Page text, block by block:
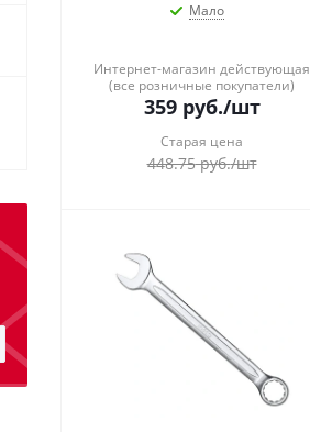
Мало
Интернет-магазин действующая
(все розничные покупатели)
359руб./шт
Старая цена
448.75руб./шт